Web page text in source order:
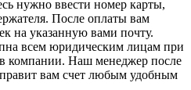
нужно ввести номер карты,
После оплаты вам
на указанную вами почту.
всем юридическим лицам при
компании. Наш менеджер после
вам счет любым удобным